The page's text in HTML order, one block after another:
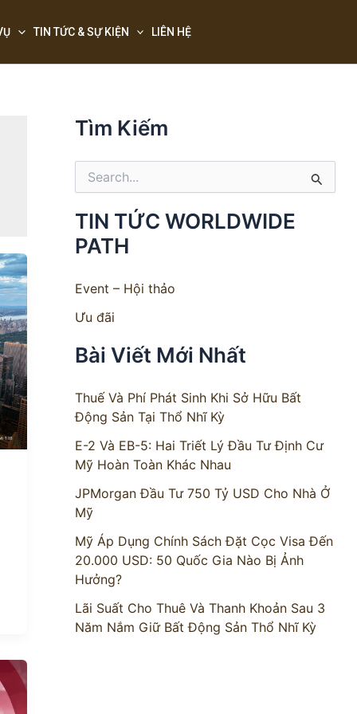
TIN TỨC & SỰ KIỆN LIÊN HỆ
Tìm Kiếm
e
c
h
o
:
TIN TỨC WORLDWIDE
PATH
Event – Hội thảo
Ưu đãi
Bài Viết Mới Nhất
Thuế Và Phí Phát Sinh Khi Sở Hữu Bất
Động Sản Tại Thổ Nhĩ Kỳ
E-2 Và EB-5: Hai Triết Lý Đầu Tư Định Cư
Mỹ Hoàn Toàn Khác Nhau
JPMorgan Đầu Tư 750 Tỷ USD Cho Nhà Ở
Mỹ
Mỹ Áp Dụng Chính Sách Đặt Cọc Visa Đến
20.000 USD: 50 Quốc Gia Nào Bị Ảnh
Hưởng?
Lãi Suất Cho Thuê Và Thanh Khoản Sau 3
Năm Nắm Giữ Bất Động Sản Thổ Nhĩ Kỳ